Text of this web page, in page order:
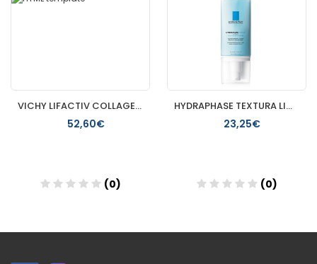
VICHY LIFACTIV COLLAGEN SPECIALIST 16 CREMA SPF 50
52,60€
(0)
HYDRAPHASE TEXTURA LIGERA LA ROCHE POSAY 50 ML
23,25€
(0)